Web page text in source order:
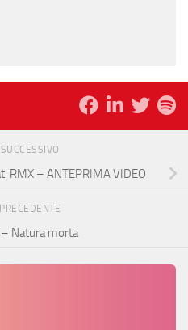
RMX – ANTEPRIMA VIDEO
– Natura morta